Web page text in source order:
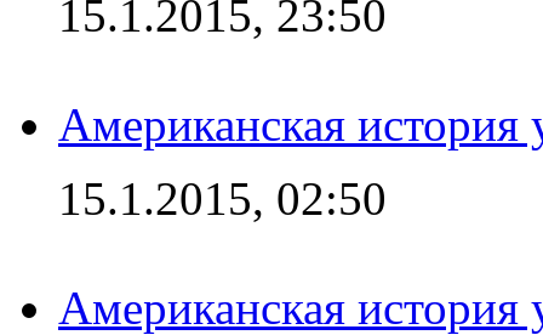
15.1.2015, 23:50
Американская история
15.1.2015, 02:50
Американская история